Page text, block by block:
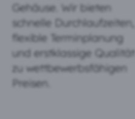
Gehäuse. Wir bieten
schnelle Durchlaufzeiten,
flexible Terminplanung
und erstklassige Qualität
zu wettbewerbsfähigen
Preisen.